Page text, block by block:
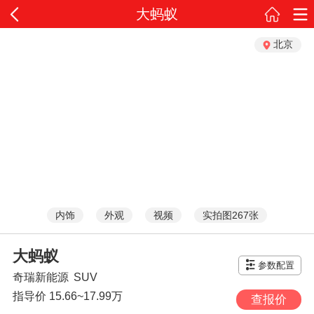
大蚂蚁
北京
内饰 外观 视频 实拍图267张
大蚂蚁
奇瑞新能源 SUV
参数配置
指导价 15.66~17.99万 查报价